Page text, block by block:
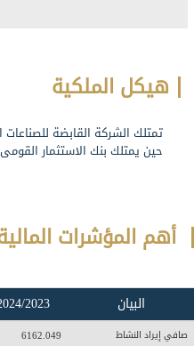
هيكل الملكية
حين يمتلك بنك الاستثمار القومى
أهم المؤشرات
البيان
صافي إيراد النشاط
2023
6162.049